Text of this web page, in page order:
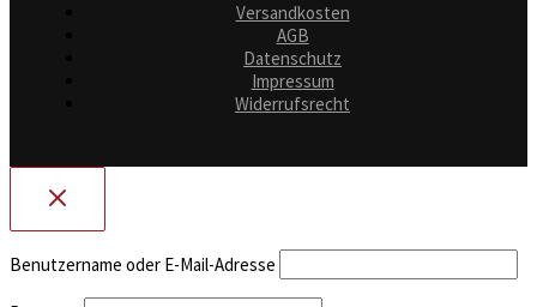
Versandkosten
AGB
Datenschutz
Impressum
Widerrufsrecht
Benutzername oder E-Mail-Adresse